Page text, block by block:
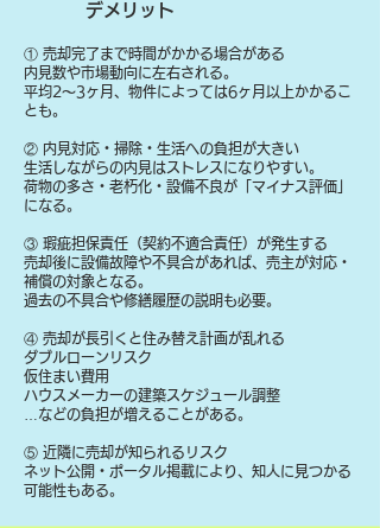
デメリット
① 売却完了まで時間がかかる場合がある
内見数や市場動向に左右される。
平均2〜3ヶ月、物件によっては6ヶ月以上かかるこ
とも。
② 内見対応・掃除・生活への負担が大きい
生活しながらの内見はストレスになりやすい。
荷物の多さ・老朽化・設備不良が「マイナス評価」
になる。
③ 瑕疵担保責任（契約不適合責任）が発生する
売却後に設備故障や不具合があれば、売主が対応・
補償の対象となる。
過去の不具合や修繕履歴の説明も必要。
④ 売却が長引くと住み替え計画が乱れる
ダブルローンリスク
仮住まい費用
ハウスメーカーの建築スケジュール調整
…などの負担が増えることがある。
⑤ 近隣に売却が知られるリスク
ネット公開・ポータル掲載により、知人に見つかる
可能性もある。